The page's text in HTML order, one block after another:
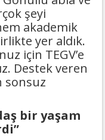
şeyi
akademik
yer aldık.
için TEGV’e
Destek veren
sonsuz
bir yaşam